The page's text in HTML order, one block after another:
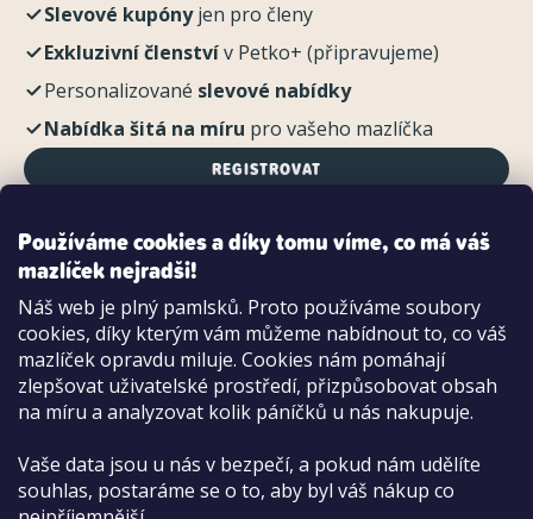
Používáme cookies a díky tomu víme, co má váš
mazlíček nejradši!
Náš web je plný pamlsků. Proto používáme soubory
cookies, díky kterým vám můžeme nabídnout to, co váš
mazlíček opravdu miluje. Cookies nám pomáhají
zlepšovat uživatelské prostředí, přizpůsobovat obsah
na míru a analyzovat kolik páníčků u nás nakupuje.
Vaše data jsou u nás v bezpečí, a pokud nám udělíte
souhlas, postaráme se o to, aby byl váš nákup co
Slevové kupónyjen pro členy
Exkluzivní členstvív Petko+ (připravujeme)
Personalizované slevové nabídky
Nabídka šitá na míru pro vašeho mazlíčka
REGISTROVAT
Možnosti platby:
Dobírkou
Hotově i kartou na pobočce